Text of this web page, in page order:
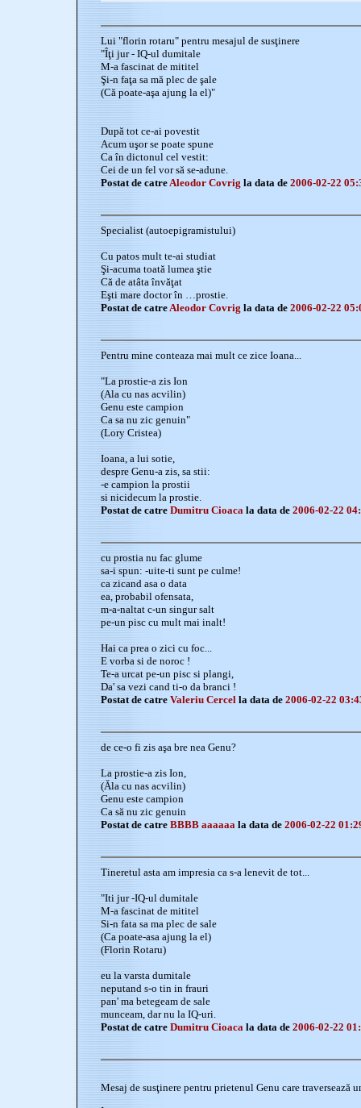
Lui "florin rotaru" pentru mesajul de susţinere
"Îţi jur - IQ-ul dumitale
M-a fascinat de mititel
Şi-n faţa sa mă plec de şale
(Că poate-aşa ajung la el)"
După tot ce-ai povestit
Acum uşor se poate spune
Ca în dictonul cel vestit:
Cei de un fel vor să se-adune.
Postat de catreAleodor Covrig la data de 2006-02-22
Specialist (autoepigramistului)
Cu patos mult te-ai studiat
Şi-acuma toată lumea ştie
Că de atâta învăţat
Eşti mare doctor în …prostie.
Postat de catreAleodor Covrig la data de 2006-02-22
Pentru mine conteaza mai mult ce zice Ioana...
"La prostie-a zis Ion
(Ala cu nas acvilin)
Genu este campion
Ca sa nu zic genuin"
(Lory Cristea)
Ioana, a lui sotie,
despre Genu-a zis, sa stii:
-e campion la prostii
si nicidecum la prostie.
Postat de catre Dumitru Cioaca la data de 2006-02-22
cu prostia nu fac glume
sa-i spun: -uite-ti sunt pe culme!
ca zicand asa o data
ea, probabil ofensata,
m-a-naltat c-un singur salt
pe-un pisc cu mult mai inalt!
Hai ca prea o zici cu foc...
E vorba si de noroc !
Te-a urcat pe-un pisc si plangi,
Da' sa vezi cand ti-o da branci !
Postat de catre Valeriu Cercel la data de 2006-02-22
de ce-o fi zis aşa bre nea Genu?
La prostie-a zis Ion,
(Ăla cu nas acvilin)
Genu este campion
Ca să nu zic genuin
Postat de catre BBBB aaaaaa la data de 2006-02-22
Tineretul asta am impresia ca s-a lenevit de tot...
"Iti jur -IQ-ul dumitale
M-a fascinat de mititel
Si-n fata sa ma plec de sale
(Ca poate-asa ajung la el)
(Florin Rotaru)
eu la varsta dumitale
neputand s-o tin in frauri
pan' ma betegeam de sale
munceam, dar nu la IQ-uri.
Postat de catre Dumitru Cioaca la data de 2006-02-22
Mesaj de susţinere pentru prietenul Genu care traversează